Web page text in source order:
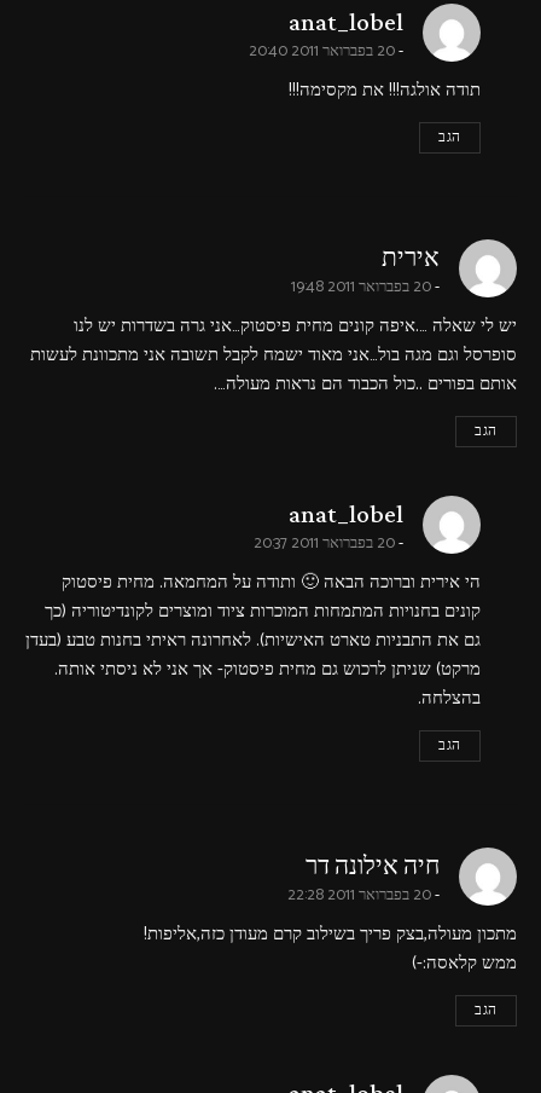
anat_lobel
20 בפברואר 2011 20:40
תודה אולגה!!! את מקסימה!!!
הגב
איריתsays:
20 בפברואר 2011 19:48
יש לי שאלה ….איפה קונים מחית פיסטוק…אני גרה בשדרות יש לנו
סופרסל וגם מגה בול…אני מאוד ישמח לקבל תשובה אני מתכוונת לעשות
אותם בפורים ..כול הכבוד הם נראות מעולה….
הגב
anat_lobel
20 בפברואר 2011 20:37
הי אירית וברוכה הבאה 🙂 ותודה על המחמאה. מחית פיסטוק
קונים בחנויות המתמחות המוכרות ציוד ומוצרים לקונדיטוריה (כך
גם את התבניות טארט האישיות). לאחרונה ראיתי בחנות טבע (בעדן
מרקט) שניתן לרכוש גם מחית פיסטוק- אך אני לא ניסתי אותה.
בהצלחה.
הגב
חיה אילונה דרsays:
20 בפברואר 2011 22:28
מתכון מעולה,בצק פריך בשילוב קרם מעודן כזה,אליפות!
ממש קלאסה:-)
הגב